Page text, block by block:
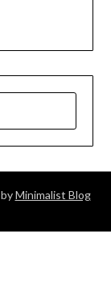
Minimalist Blog